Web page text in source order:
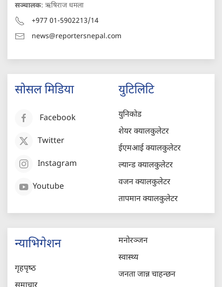
सञ्चालक: ऋषिराज धमला
+977 01-5902213/14
news@reportersnepal.com
सोसल मिडिया
Facebook
Twitter
Instagram
Youtube
युटिलिटि
युनिकोड
शेयर क्यालकुलेटर
ईएमआई क्यालकुलेटर
ल्यान्ड क्यालकुलेटर
वजन क्यालकुलेटर
तापमान क्यालकुलेटर
न्याभिगेशन
गृहपृष्‍ठ
मनोरञ्जन
स्वास्थ्य
जनता जान्न चाहन्छन